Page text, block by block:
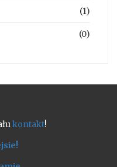
(1)
(0)
kontakt!